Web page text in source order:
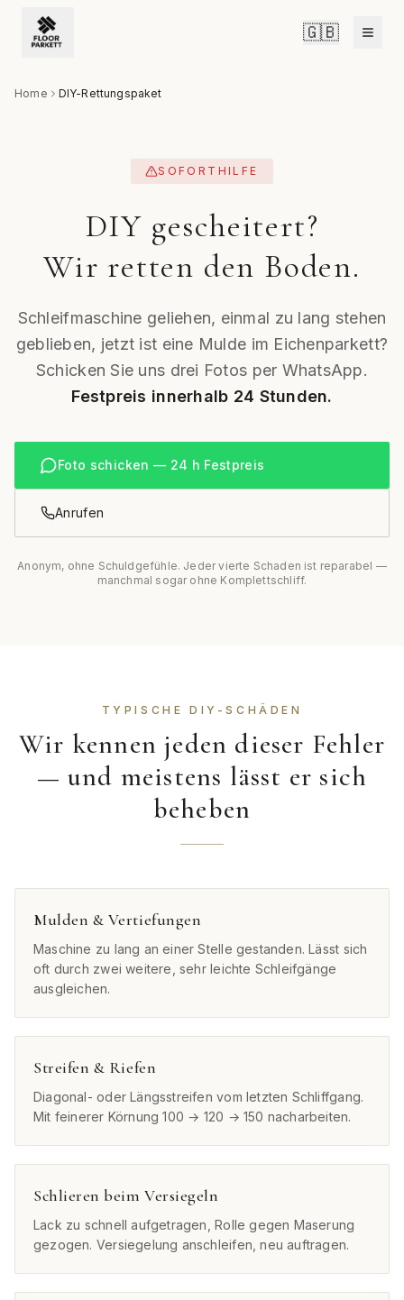
🇬🇧
Home DIY-Rettungspaket
SOFORTHILFE
DIY gescheitert?
Wir retten den Boden.
Schleifmaschine geliehen, einmal zu lang stehen
geblieben, jetzt ist eine Mulde im Eichenparkett?
Schicken Sie uns drei Fotos per WhatsApp.
Festpreis innerhalb 24 Stunden.
Foto schicken — 24 h Festpreis
Anrufen
Anonym, ohne Schuldgefühle. Jeder vierte Schaden ist reparabel —
manchmal sogar ohne Komplettschliff.
TYPISCHE DIY-SCHÄDEN
Wir kennen jeden dieser Fehler
— und meistens lässt er sich
beheben
Mulden & Vertiefungen
Maschine zu lang an einer Stelle gestanden. Lässt sich
oft durch zwei weitere, sehr leichte Schleifgänge
ausgleichen.
Streifen & Riefen
Diagonal- oder Längsstreifen vom letzten Schliffgang.
Mit feinerer Körnung 100 → 120 → 150 nacharbeiten.
Schlieren beim Versiegeln
Lack zu schnell aufgetragen, Rolle gegen Maserung
gezogen. Versiegelung anschleifen, neu auftragen.